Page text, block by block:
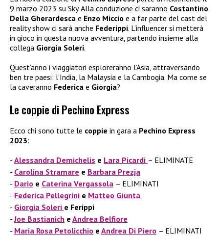
9 marzo 2023 su Sky. Alla conduzione ci saranno Costantino
Della Gherardesca e Enzo Miccio e a far parte del cast del
reality show ci sarà anche Federippi. L’influencer si metterà
in gioco in questa nuova avventura, partendo insieme alla
collega Giorgia Soleri.
Quest’anno i viaggiatori esploreranno l’Asia, attraversando
ben tre paesi: l’India, la Malaysia e la Cambogia. Ma come se
la caveranno Federica e Giorgia?
Le coppie di Pechino Express
Ecco chi sono tutte le coppie in gara a Pechino Express
2023:
Alessandra Demichelis e Lara Picardi – ELIMINATE
Carolina Stramare e Barbara Prezja
Dario e Caterina Vergassola – ELIMINATI
Federica Pellegrini e Matteo Giunta
Giorgia Soleri e Ferippi
Joe Bastianich e Andrea Belfiore
Maria Rosa Petolicchio e Andrea Di Piero – ELIMINATI